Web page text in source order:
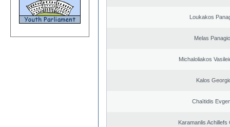
Loukakos
Melas
Michaloliakos
Kalos
Chaïtidis
Karamanlis Achillefs